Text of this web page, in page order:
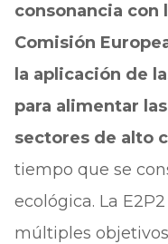
consonancia con
Comisión
la aplicación de
para alimentar
sectores de alto
tiempo que se
ecológica. La
múltiples